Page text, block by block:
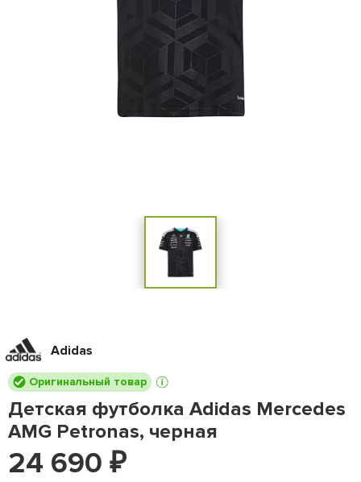
Adidas
Оригинальный товар
Детская футболка Adidas Mercedes
AMG Petronas, черная
24 690 ₽